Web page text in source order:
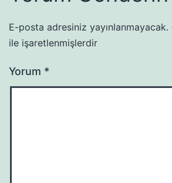
E-posta adresiniz yayınlanmayacak.
ile işaretlenmişlerdir
Yorum *